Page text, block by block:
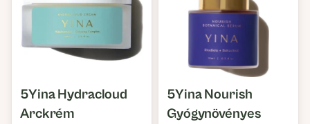
5Yina Hydracloud
Arckrém
5Yina Nourish
Gyógynövényes